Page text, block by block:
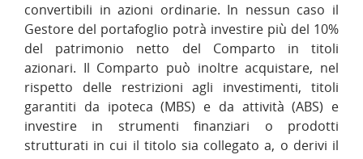
convertibili in azioni ordinarie. In nessun caso il
Gestore del portafoglio potrà investire più del 10%
del patrimonio netto del Comparto in titoli
azionari. Il Comparto può inoltre acquistare, nel
rispetto delle restrizioni agli investimenti, titoli
garantiti da ipoteca (MBS) e da attività (ABS) e
investire in strumenti finanziari o prodotti
strutturati in cui il titolo sia collegato a, o derivi il